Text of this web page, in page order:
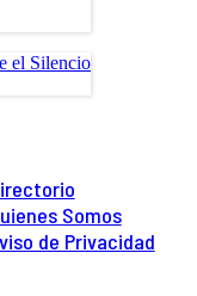
el Silencio
Somos
de Privacidad